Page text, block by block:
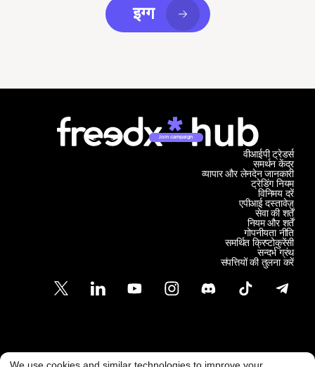
इग्ग
Join campaign
समर्थन केंद्र
व्यापार और लेनदेन जानकारी
वीआईपी ट्रेडर्स
ट्रेडिंग नियम
विनिमय दरें
एपीआई दस्तावेज़
सेवा की शर्तें
नियम और शर्तें
गोपनीयता नीति
समर्थित क्रिप्टोकुरेंसी
सन्दर्भ ग्रंथ
संपत्तियों की तुलना करें
ग्राहक समर्थन